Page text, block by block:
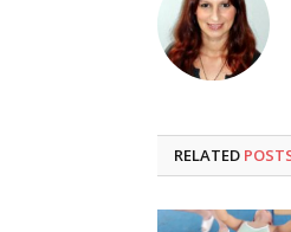
RELATED